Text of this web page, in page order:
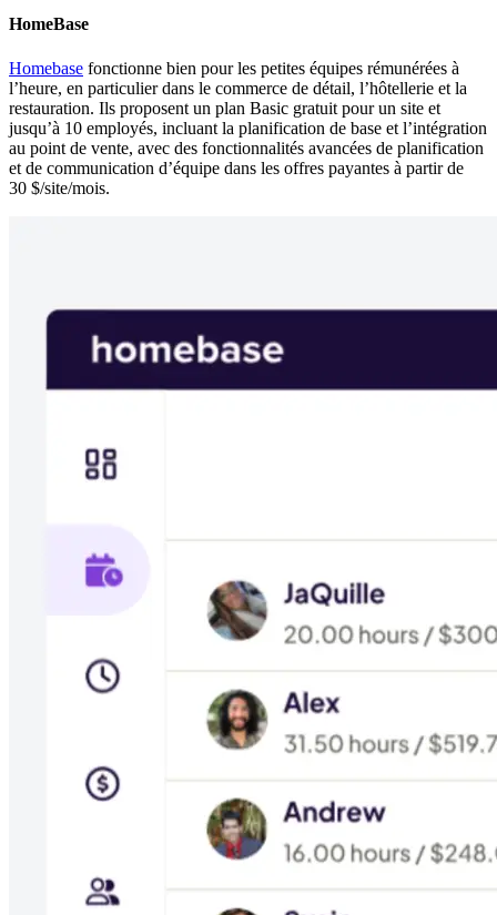
HomeBase
Homebase fonctionne bien pour les petites équipes rémunérées à
l’heure, en particulier dans le commerce de détail, l’hôtellerie et la
restauration. Ils proposent un plan Basic gratuit pour un site et
jusqu’à 10 employés, incluant la planification de base et l’intégration
au point de vente, avec des fonctionnalités avancées de planification
et de communication d’équipe dans les offres payantes à partir de
30 $/site/mois.